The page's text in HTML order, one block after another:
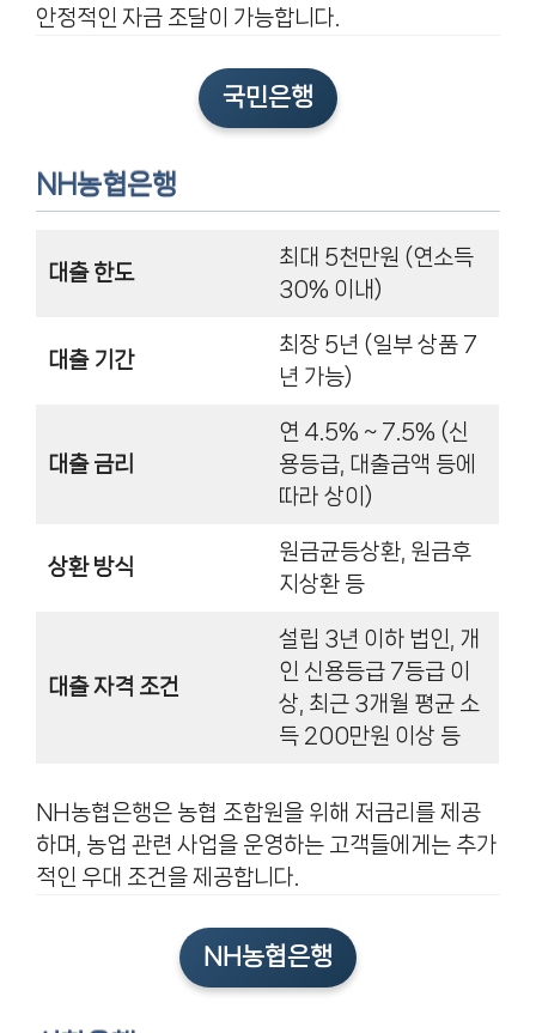
안정적인 자금 조달이 가능합니다.
국민은행
NH농협은행
대출 한도
최대 5천만원 (연소득
30% 이내)
대출 기간
최장 5년 (일부 상품 7
년 가능)
대출 금리
연 4.5% ~ 7.5% (신
용등급, 대출금액 등에
따라 상이)
상환 방식
원금균등상환, 원금후
지상환 등
대출 자격 조건
설립 3년 이하 법인, 개
인 신용등급 7등급 이
상, 최근 3개월 평균 소
득 200만원 이상 등
NH농협은행은 농협 조합원을 위해 저금리를 제공
하며, 농업 관련 사업을 운영하는 고객들에게는 추가
적인 우대 조건을 제공합니다.
NH농협은행